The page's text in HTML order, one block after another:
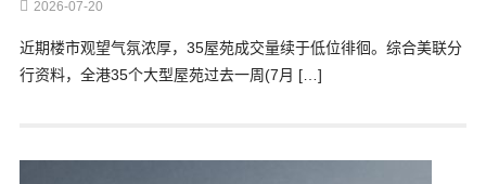
2026-07-20
近期楼市观望气氛浓厚，35屋苑成交量续于低位徘徊。综合美联分
行资料，全港35个大型屋苑过去一周(7月 […]